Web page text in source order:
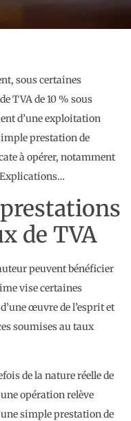
sous certaines
TVA de 10 % sous
d’une exploitation
prestation de
à opérer, notamment
de TVA
peuvent bénéficier
vise certaines
œuvre de l’esprit et
soumises au taux
de la nature réelle de
opération relève
simple prestation de